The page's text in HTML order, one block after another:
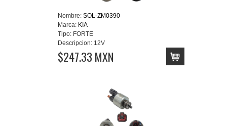
Nombre: SOL-ZM0390
Marca: KIA
Tipo: FORTE
Descripcion: 12V
$247.33 MXN